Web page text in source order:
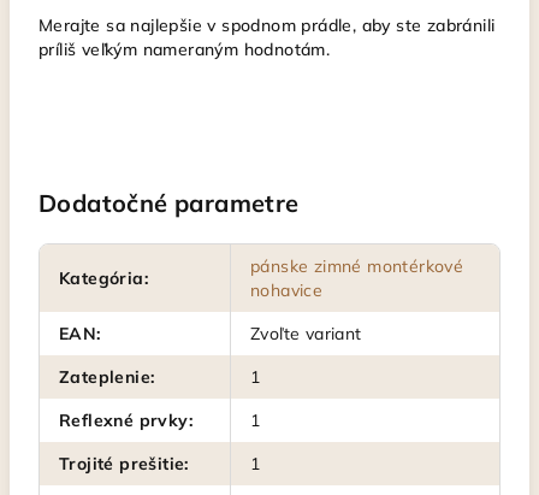
Merajte sa najlepšie v spodnom prádle, aby ste zabránili
príliš veľkým nameraným hodnotám.
Dodatočné parametre
Kategória:
pánske zimné montérkové
nohavice
EAN:
Zvoľte variant
Zateplenie:
1
Reflexné prvky:
1
Trojité prešitie:
1